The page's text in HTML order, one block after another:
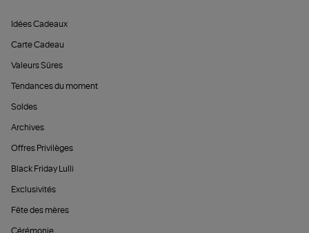
Idées Cadeaux
Carte Cadeau
Valeurs Sûres
Tendances du moment
Soldes
Archives
Offres Privilèges
Black Friday Lulli
Exclusivités
Fête des mères
Cérémonie